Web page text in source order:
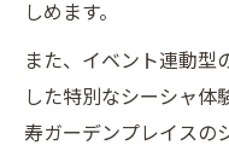
しめます。
また、イベント連動型
した特別なシーシャ体
寿ガーデンプレイスの